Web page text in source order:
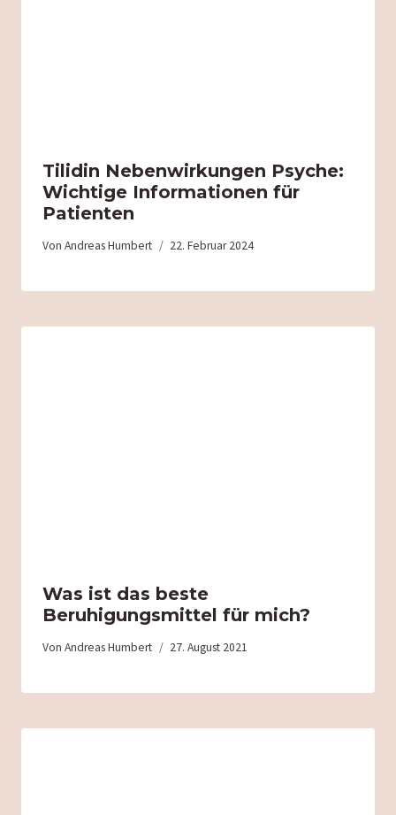
Tilidin Nebenwirkungen Psyche:
Wichtige Informationen für
Patienten
Von Andreas Humbert 22. Februar 2024
Was ist das beste
Beruhigungsmittel für mich?
Von Andreas Humbert 27. August 2021